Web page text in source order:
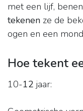
met een lijf,
tekenen ze de
ogen en een
Hoe tekent
10-12 jaar: